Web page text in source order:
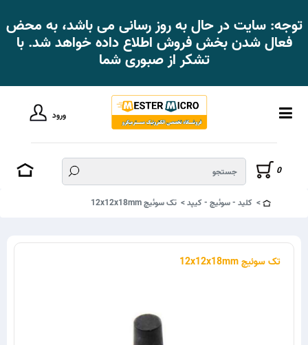
توجه: سایت در حال به روز رسانی می باشد، به محض
فعال شدن بخش فروش اطلاع داده خواهد شد. با
تشکر از صبوری شما
ورود
0
کلید - سوئیچ - کیپد تک سوئیچ 12x12x18mm
تک سوئیچ 12x12x18mm